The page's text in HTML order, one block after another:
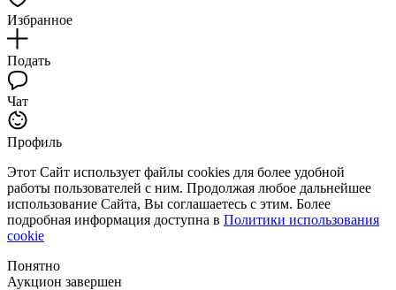
Избранное
Подать
Чат
Профиль
Этот Сайт использует файлы cookies для более удобной
работы пользователей с ним. Продолжая любое дальнейшее
использование Сайта, Вы соглашаетесь с этим. Более
подробная информация доступна в Политики использования
cookie
Понятно
Аукцион завершен